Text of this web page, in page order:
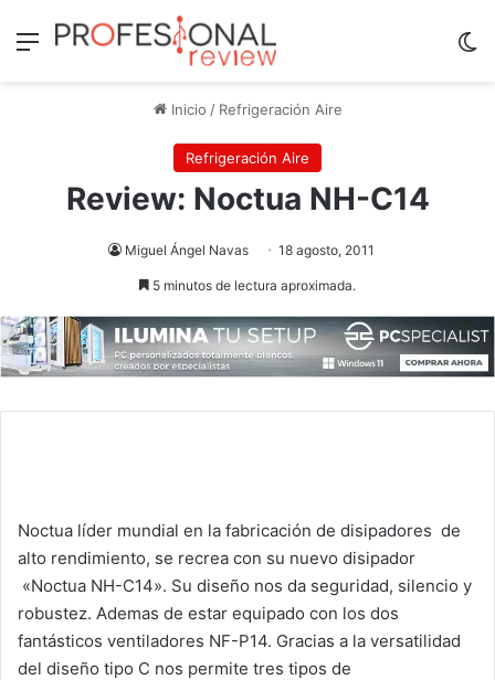
Menú
Inicio / Refrigeración Aire
Refrigeración Aire
Review: Noctua NH-C14
Miguel Ángel Navas 18 agosto, 2011
5 minutos de lectura aproximada.
Noctua líder mundial en la fabricación de disipadores de
alto rendimiento, se recrea con su nuevo disipador
«Noctua NH-C14». Su diseño nos da seguridad, silencio y
robustez. Ademas de estar equipado con los dos
fantásticos ventiladores NF-P14. Gracias a la versatilidad
del diseño tipo C nos permite tres tipos de